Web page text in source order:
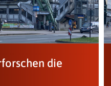
die